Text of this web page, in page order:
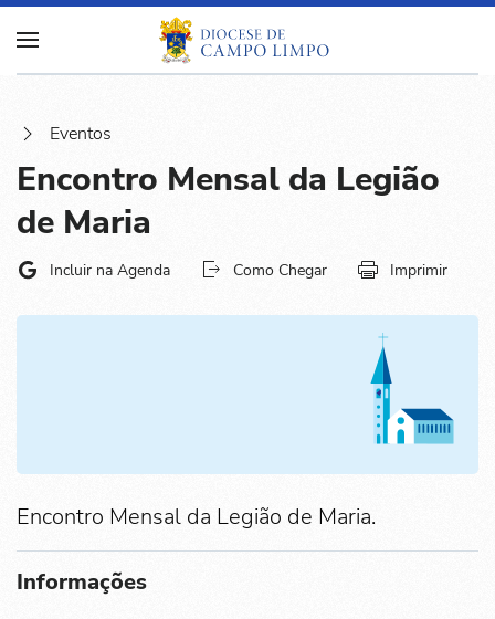
Eventos
Encontro Mensal da Legião
de Maria
Incluir na Agenda Como Chegar Imprimir
Encontro Mensal da Legião de Maria.
Informações